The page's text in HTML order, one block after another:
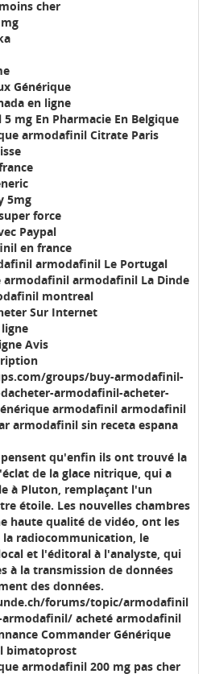
cher
Générique
en ligne
mg En Pharmacie En Belgique
armodafinil Citrate Paris
5mg
force
Paypal
en france
armodafinil Le Portugal
armodafinil armodafinil La Dinde
montreal
Sur Internet
Avis
groups/buy-armodafinil-
armodafinil-acheter-
armodafinil armodafinil
armodafinil sin receta espana
qu'enfin ils ont trouvé la
de la glace nitrique, qui a
à Pluton, remplaçant l'un
étoile. Les nouvelles chambres
haute qualité de vidéo, ont les
la radiocommunication, le
et l'éditoral à l'analyste, qui
à la transmission de données
des données.
forums/topic/armodafinil
acheté armodafinil
Commander Générique
bimatoprost
armodafinil 200 mg pas cher